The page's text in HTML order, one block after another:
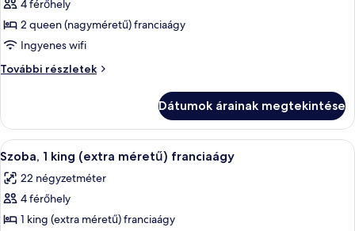
összes
képének
megtekintése:
Szoba,
2
(nagyméretű)
franciaágy
4 férőhely
2 queen (nagyméretű) franciaágy
Ingyenes wifi
További részletek
Szoba,
franciaágy
további
részletei
Dátumok árainak megtekintése
A
következő
szoba
összes
képének
Egy szállodai szoba, amelyben
6
Szoba, 1 king (extra méretű) franciaágy
22 négyzetméter
4 férőhely
1 king (extra méretű) franciaágy